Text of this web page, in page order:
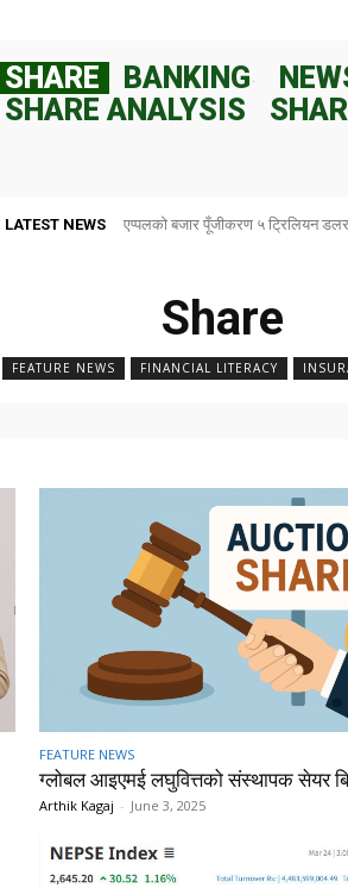
SHARE BANKING
SHARE ANALYSIS
LATEST NEWSएप्पलको बजार पूँजीकरण ५ ट्रिलियन डलर
राष्ट्र बैंकले ८२ दिनका लागि १०० अर्ब
Share
FEATURE NEWS FINANCIAL LITERACY
FEATURE NEWS
ग्लोबल आइएमई लघुवित्तको संस्थापक सेयर
Arthik Kagaj - June 3, 2025